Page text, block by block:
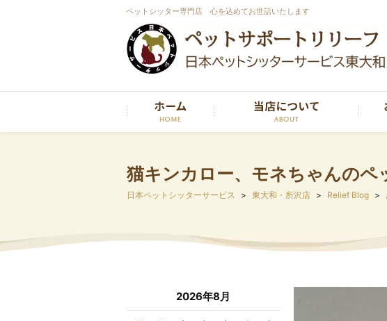
ペットシッター専門店 心を込めてお世話いたします
猫キンカロー、モネちゃんのペ
日本ペットシッターサービス 東大和・所沢店 Relief Blog
2026年8月